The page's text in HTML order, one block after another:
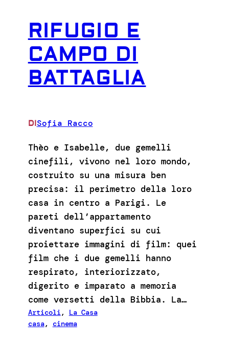
RIFUGIO E
CAMPO DI
BATTAGLIA
DISofia Racco
Thèo e Isabelle, due gemelli
cinefili, vivono nel loro mondo,
costruito su una misura ben
precisa: il perimetro della loro
casa in centro a Parigi. Le
pareti dell’appartamento
diventano superfici su cui
proiettare immagini di film: quei
film che i due gemelli hanno
respirato, interiorizzato,
digerito e imparato a memoria
come versetti della Bibbia. La…
Articoli, La Casa
casa, cinema